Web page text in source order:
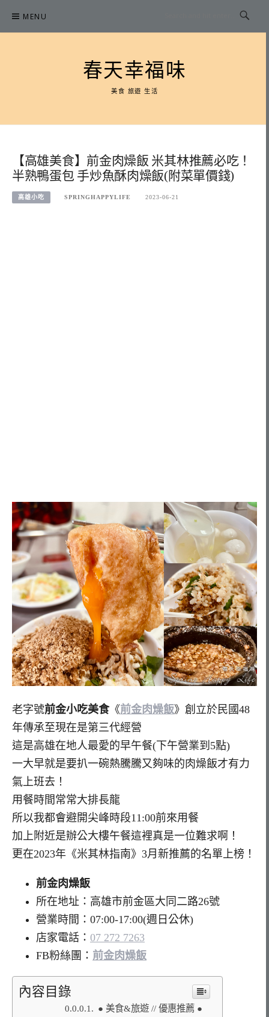
content
MENU
春天幸福味
美食 旅遊 生活
【高雄美食】前金肉燥飯 米其林推薦必吃！
半熟鴨蛋包 手炒魚酥肉燥飯(附菜單價錢)
高雄小吃 SPRINGHAPPYLIFE 2023-06-21
老字號前金小吃美食《前金肉燥飯》創立於民國48
年傳承至現在是第三代經營
這是高雄在地人最愛的早午餐(下午營業到5點)
一大早就是要扒一碗熱騰騰又夠味的肉燥飯才有力
氣上班去！
用餐時間常常大排長龍
所以我都會避開尖峰時段11:00前來用餐
加上附近是辦公大樓午餐這裡真是一位難求啊！
更在2023年《米其林指南》3月新推薦的名單上榜！
前金肉燥飯
所在地址：高雄市前金區大同二路26號
營業時間：07:00-17:00(週日公休)
店家電話： 07 272 7263
FB粉絲團： 前金肉燥飯
內容目錄
● 美食&旅遊 // 優惠推薦 ●